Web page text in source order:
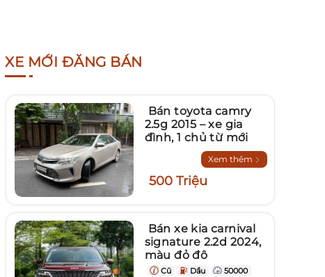
XE MỚI ĐĂNG BÁN
Bán toyota camry
2.5g 2015 – xe gia
đình, 1 chủ từ mới
Xem thêm
500 Triệu
Bán xe kia carnival
signature 2.2d 2024,
màu đỏ đô
Cũ Dầu
50000